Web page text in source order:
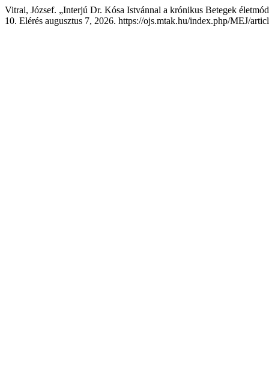
Vitrai, József. „Interjú Dr. Kósa Istvánnal a krónikus Betegek
10. Elérés augusztus 7, 2026. https://ojs.mtak.hu/index.php/MEJ/